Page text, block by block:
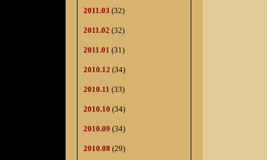
2011.03 (32)
2011.02 (32)
2011.01 (31)
2010.12 (34)
2010.11 (33)
2010.10 (34)
2010.09 (34)
2010.08 (29)